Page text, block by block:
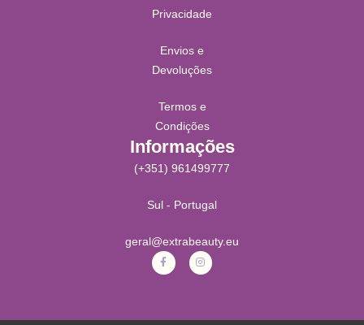
Privacidade
Envios e
Devoluções
Termos e
Condições
Informações
(+351) 961499777
Sul - Portugal
geral@extrabeauty.eu